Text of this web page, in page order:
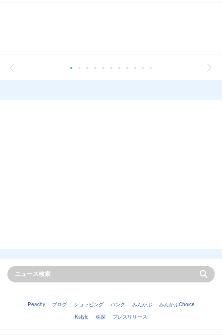
Peachy ブログ ショッピング バンク みんかぶ
みんかぶChoice
Kstyle
株探 プレスリリース